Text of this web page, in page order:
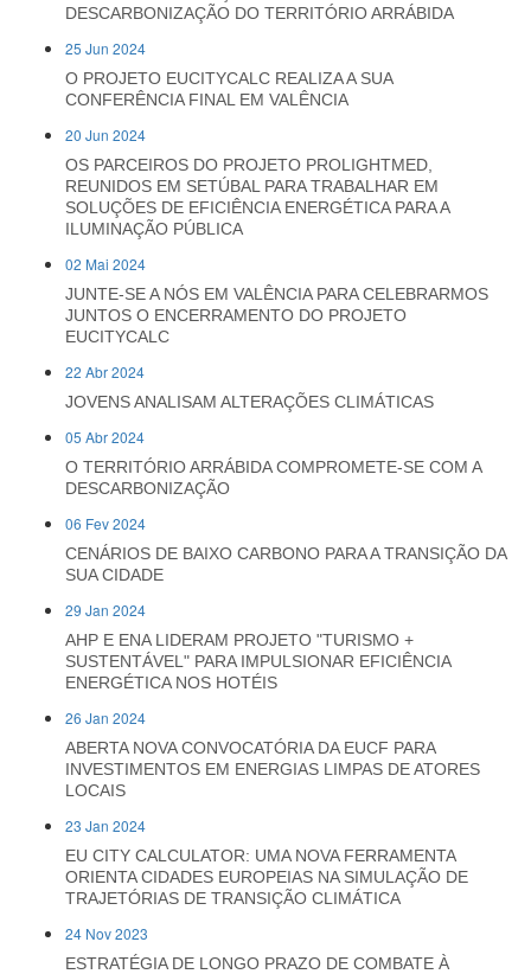
DESCARBONIZAÇÃO DO TERRITÓRIO ARRÁBIDA
25 Jun 2024
O PROJETO EUCITYCALC REALIZA A SUA
CONFERÊNCIA FINAL EM VALÊNCIA
20 Jun 2024
OS PARCEIROS DO PROJETO PROLIGHTMED,
REUNIDOS EM SETÚBAL PARA TRABALHAR EM
SOLUÇÕES DE EFICIÊNCIA ENERGÉTICA PARA A
ILUMINAÇÃO PÚBLICA
02 Mai 2024
JUNTE-SE A NÓS EM VALÊNCIA PARA CELEBRARMOS
JUNTOS O ENCERRAMENTO DO PROJETO
EUCITYCALC
22 Abr 2024
JOVENS ANALISAM ALTERAÇÕES CLIMÁTICAS
05 Abr 2024
O TERRITÓRIO ARRÁBIDA COMPROMETE-SE COM A
DESCARBONIZAÇÃO
06 Fev 2024
CENÁRIOS DE BAIXO CARBONO PARA A TRANSIÇÃO DA
SUA CIDADE
29 Jan 2024
AHP E ENA LIDERAM PROJETO "TURISMO +
SUSTENTÁVEL" PARA IMPULSIONAR EFICIÊNCIA
ENERGÉTICA NOS HOTÉIS
26 Jan 2024
ABERTA NOVA CONVOCATÓRIA DA EUCF PARA
INVESTIMENTOS EM ENERGIAS LIMPAS DE ATORES
LOCAIS
23 Jan 2024
EU CITY CALCULATOR: UMA NOVA FERRAMENTA
ORIENTA CIDADES EUROPEIAS NA SIMULAÇÃO DE
TRAJETÓRIAS DE TRANSIÇÃO CLIMÁTICA
24 Nov 2023
ESTRATÉGIA DE LONGO PRAZO DE COMBATE À